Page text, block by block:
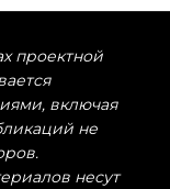
проектной
включая
не
несут